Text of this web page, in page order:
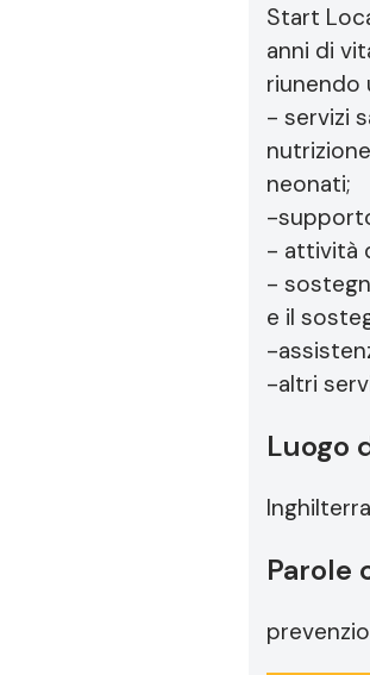
Start
anni di
riunendo
- servizi
neonati;
-
- attività
-
e il
-
-altri
Luogo
Inghilterra
Parole